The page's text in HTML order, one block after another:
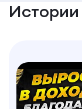
Истории